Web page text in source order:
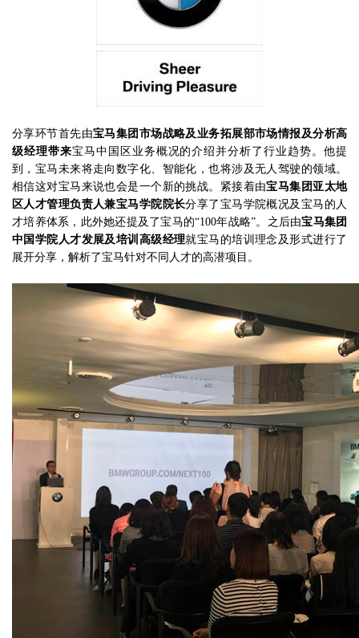
分享环节首先由宝马集团市场战略及业务拓展部市场情报及分析高
级经理带来宝马中国区业务概况的介绍并分析了行业趋势。他提
到，宝马未来将走向数字化、智能化，也将涉及无人驾驶的领域。
相信这对宝马来说也会是一个新的挑战。紧接着由宝马集团亚太地
区人才管理负责人兼宝马学院院长分享了宝马学院概况及宝马的人
才培养体系，此外她还提及了宝马的“100年战略”。之后由宝马集团
中国学院人才发展及培训高级经理就宝马的培训理念及形式进行了
展开分享，解析了宝马针对不同人才的高潜项目。